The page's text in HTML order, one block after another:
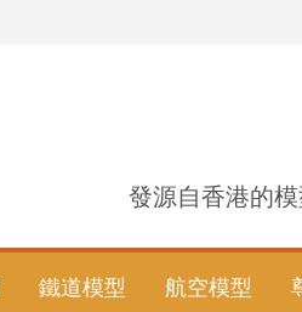
發源自香港的
鐵道模型 航空模型